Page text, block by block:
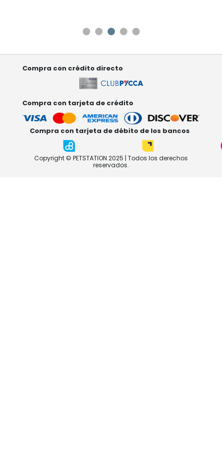
Compra con crédito directo
Compra con tarjeta de crédito
Compra con tarjeta de débito de los bancos
Copyright © PETSTATION 2025 | Todos los derechos
reservados.